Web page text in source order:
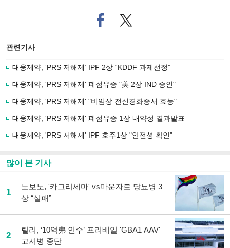
페
이
로
사
유
기
트위
터로
관련기사
대웅제약, ‘PRS 저해제’ IPF 2상 “KDDF 과제선정”
대웅제약, 'PRS 저해제' 폐섬유증 "美 2상 IND 승인"
대웅제약, 'PRS 저해제' "비임상 전신경화증서 효능"
대웅제약, 'PRS 저해제' 폐섬유증 1상 내약성 결과발표
대웅제약, 'PRS 저해제' IPF 호주1상 "안전성 확인"
많이 본 기사
1
노보노, '카그리세마' vs마운자로 당뇨병 3
상 “실패”
2
릴리, ‘10억弗 인수’ 프리베일 'GBA1 AAV'
고셔병 중단